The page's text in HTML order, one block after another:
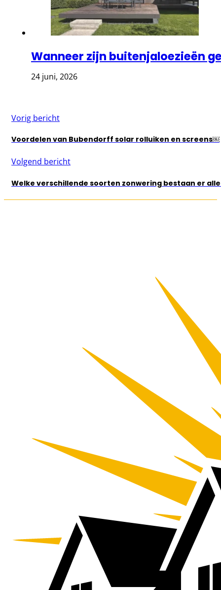
Wanneer zijn buitenjaloezieën
24 juni, 2026
Vorig bericht
Voordelen van Bubendorff solar rolluiken en screens￼
Volgend bericht
Welke verschillende soorten zonwering bestaan er